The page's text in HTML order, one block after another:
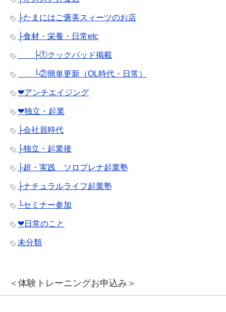
├たまにはご褒美スィーツのお店
├食材・栄養・日常etc
├①クックパッド掲載
└②簡単更新（OL時代・日常）
❤︎アンチエイジング
❤︎独立・起業
├会社員時代
├独立・起業後
├超・実践 ソロプレナ起業塾
├ナチュラルライフ起業塾
└セミナー参加
❤︎日常のこと
未分類
＜体験トレーニングお申込み＞